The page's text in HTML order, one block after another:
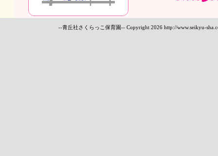
--青丘社さくらっこ保育園-- Copyright 2026 http://www.seikyu-